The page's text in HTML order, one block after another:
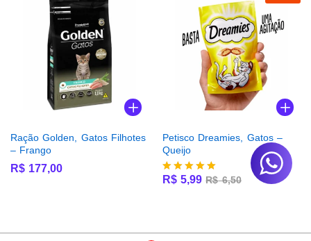
Ração Golden, Gatos Filhotes
– Frango
R$ 177,00
Petisco Dreamies, Gatos –
Queijo
Avaliação
R$ 5,99 R$6,50